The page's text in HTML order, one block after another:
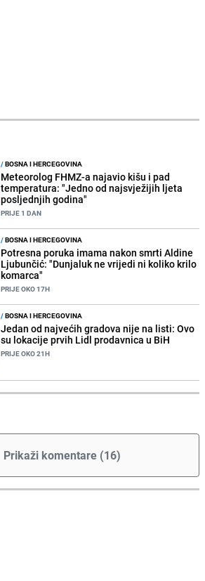
/BOSNA I HERCEGOVINA
Meteorolog FHMZ-a najavio kišu i pad
temperatura: "Jedno od najsvježijih ljeta
posljednjih godina"
PRIJE 1 DAN
/BOSNA I HERCEGOVINA
Potresna poruka imama nakon smrti Aldine
Ljubunčić: "Dunjaluk ne vrijedi ni koliko krilo
komarca"
PRIJE OKO 17H
/BOSNA I HERCEGOVINA
Jedan od najvećih gradova nije na listi: Ovo
su lokacije prvih Lidl prodavnica u BiH
PRIJE OKO 21H
Prikaži komentare (16)